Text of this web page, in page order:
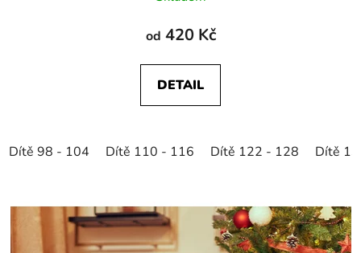
od 420 Kč
DETAIL
Dítě 98 - 104 Dítě 110 - 116 Dítě 122 - 128 Dítě